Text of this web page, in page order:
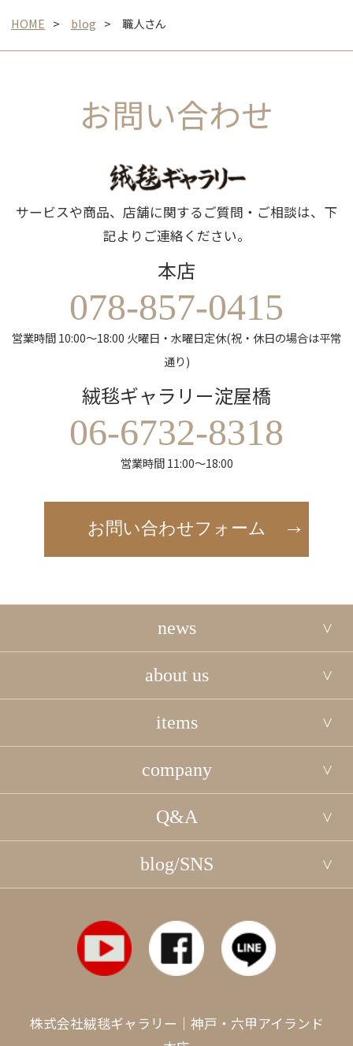
HOME blog 職人さん
お問い合わせ
サービスや商品、店舗に関するご質問・ご相談は、下
記よりご連絡ください。
本店
078-857-0415
営業時間 10:00～18:00 火曜日・水曜日定休(祝・休日の場合は平常
通り)
絨毯ギャラリー淀屋橋
06-6732-8318
営業時間 11:00～18:00
お問い合わせフォーム
news
about us
items
company
Q&A
blog/SNS
株式会社絨毯ギャラリー｜神戸・六甲アイランド